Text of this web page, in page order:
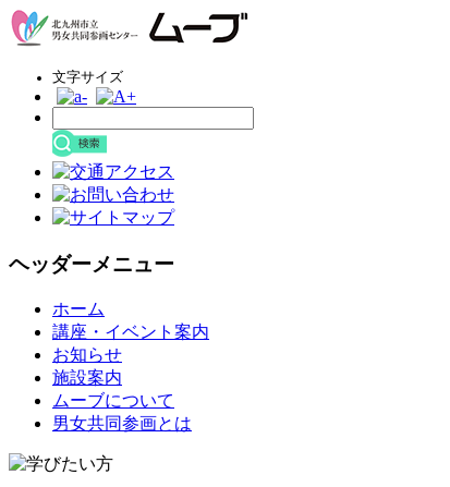
文字サイズ
ヘッダーメニュー
キ
ホーム
講座・イベント案内
お知らせ
施設案内
ムーブについて
男女共同参画とは